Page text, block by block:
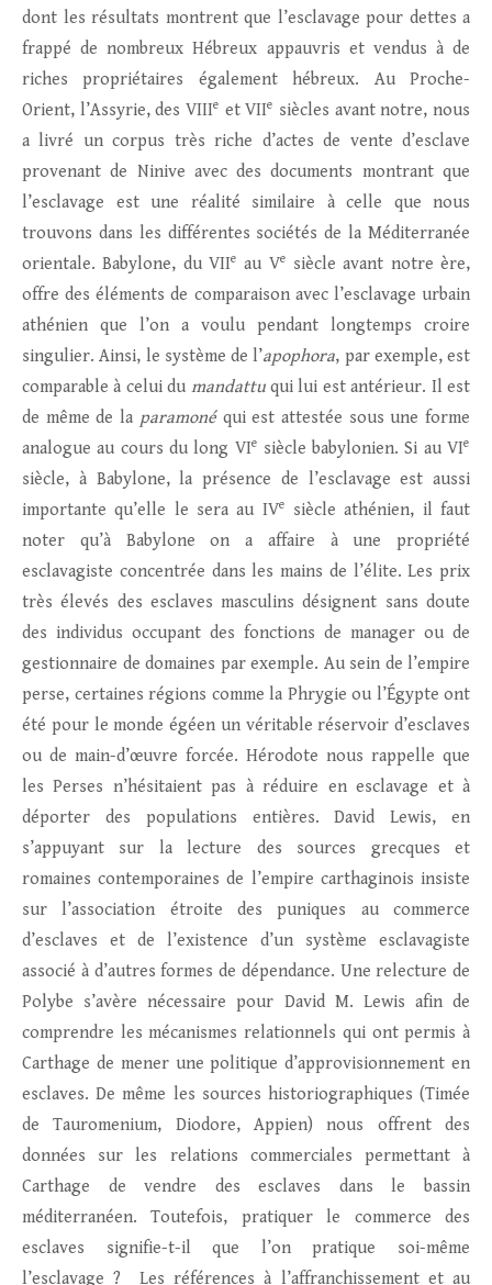
dont les résultats montrent que l’esclavage pour dettes a
frappé de nombreux Hébreux appauvris et vendus à de
riches propriétaires également hébreux. Au Proche-
Orient, l’Assyrie, des VIIIe et VIIe siècles avant notre, nous
a livré un corpus très riche d’actes de vente d’esclave
provenant de Ninive avec des documents montrant que
l’esclavage est une réalité similaire à celle que nous
trouvons dans les différentes sociétés de la Méditerranée
orientale. Babylone, du VIIe au Ve
siècle avant notre ère,
offre des éléments de comparaison avec l’esclavage urbain
athénien que l’on a voulu pendant longtemps croire
singulier. Ainsi, le système de l’apophora, par exemple, est
comparable à celui du mandattuqui lui est antérieur. Il est
de même de la paramonéqui est attestée sous une forme
analogue au cours du long VIe siècle babylonien. Si au VIe
siècle, à Babylone, la présence de l’esclavage est aussi
importante qu’elle le sera au IVe
siècle athénien, il faut
noter qu’à Babylone on a affaire à une propriété
esclavagiste concentrée dans les mains de l’élite. Les prix
très élevés des esclaves masculins désignent sans doute
des individus occupant des fonctions de manager ou de
gestionnaire de domaines par exemple. Au sein de l’empire
perse, certaines régions comme la Phrygie ou l’Égypte ont
été pour le monde égéen un véritable réservoir d’esclaves
ou de main-d’œuvre forcée. Hérodote nous rappelle que
les Perses n’hésitaient pas à réduire en esclavage et à
déporter des populations entières. David Lewis, en
s’appuyant sur la lecture des sources grecques et
romaines contemporaines de l’empire carthaginois insiste
sur l’association étroite des puniques au commerce
d’esclaves et de l’existence d’un système esclavagiste
associé à d’autres formes de dépendance. Une relecture de
Polybe s’avère nécessaire pour David M. Lewis afin de
comprendre les mécanismes relationnels qui ont permis à
Carthage de mener une politique d’approvisionnement en
esclaves. De même les sources historiographiques (Timée
de Tauromenium, Diodore, Appien) nous offrent des
données sur les relations commerciales permettant à
Carthage de vendre des esclaves dans le bassin
méditerranéen. Toutefois, pratiquer le commerce des
esclaves signifie-t-il que l’on pratique soi-même
l’esclavage ? Les références à l’affranchissement et au